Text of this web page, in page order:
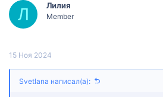
Л Лилия
Member
15 Ноя 2024
Svetlana написал(а):